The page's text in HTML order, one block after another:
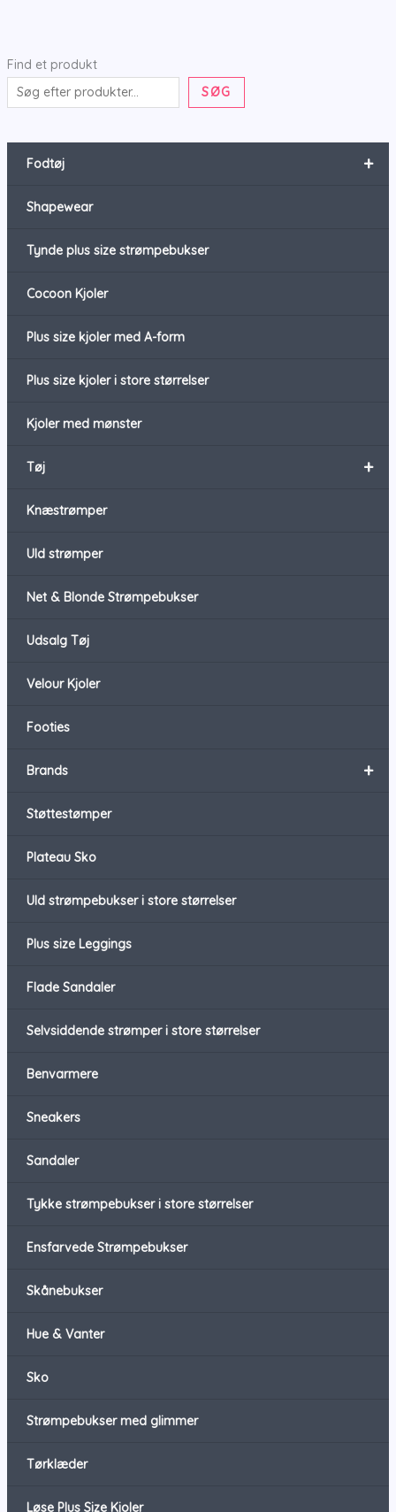
Find et produkt
SØG
+
Fodtøj
Shapewear
Tynde plus size strømpebukser
Cocoon Kjoler
Plus size kjoler med A-form
Plus size kjoler i store størrelser
Kjoler med mønster
+
Tøj
Knæstrømper
Uld strømper
Net & Blonde Strømpebukser
Udsalg Tøj
Velour Kjoler
Footies
+
Brands
Støttestømper
Plateau Sko
Uld strømpebukser i store størrelser
Plus size Leggings
Flade Sandaler
Selvsiddende strømper i store størrelser
Benvarmere
Sneakers
Sandaler
Tykke strømpebukser i store størrelser
Ensfarvede Strømpebukser
Skånebukser
Hue & Vanter
Sko
Strømpebukser med glimmer
Tørklæder
Løse Plus Size Kjoler